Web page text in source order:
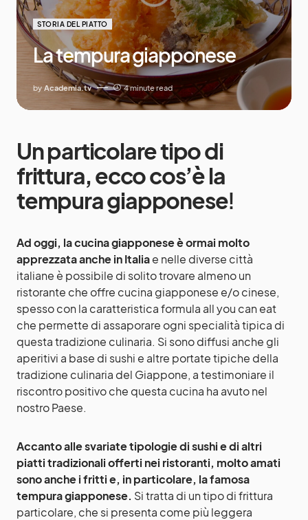
STORIA DEL PIATTO
La tempura giapponese
by Academia.tv 4 minute read
Un particolare tipo di
frittura, ecco cos’è la
tempura giapponese!
Ad oggi, la cucina giapponese è ormai molto
apprezzata anche in Italiae nelle diverse città
italiane è possibile di solito trovare almeno un
ristorante che offre cucina giapponese e/o cinese,
spesso con la caratteristica formula all you can eat
che permette di assaporare ogni specialità tipica di
questa tradizione culinaria. Si sono diffusi anche gli
aperitivi a base di sushi e altre portate tipiche della
tradizione culinaria del Giappone, a testimoniare il
riscontro positivo che questa cucina ha avuto nel
nostro Paese.
Accanto alle svariate tipologie di sushi e di altri
piatti tradizionali offerti nei ristoranti, molto amati
sono anche i fritti e, in particolare, la famosa
tempura giapponese. Si tratta di un tipo di frittura
particolare, che si presenta come più leggera